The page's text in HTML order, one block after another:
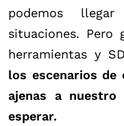
podemos
situaciones. Pero
herramientas y
los escenarios de
ajenas a nuestro
esperar.